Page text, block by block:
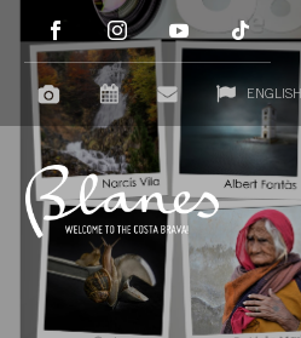
ENGLISH